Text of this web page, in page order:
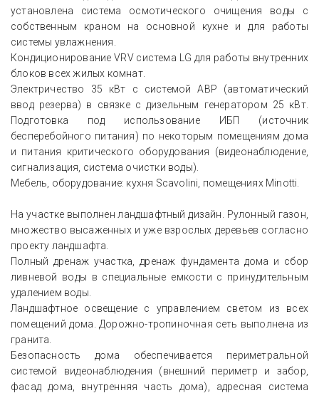
установлена система осмотического очищения воды с
собственным краном на основной кухне и для работы
системы увлажнения.
Кондиционирование VRV система LG для работы внутренних
блоков всех жилых комнат.
Электричество 35 кВт с системой АВР (автоматический
ввод резерва) в связке с дизельным генератором 25 кВт.
Подготовка под использование ИБП (источник
бесперебойного питания) по некоторым помещениям дома
и питания критического оборудования (видеонаблюдение,
сигнализация, система очистки воды).
Мебель, оборудование: кухня Scavolini, помещениях Minotti.
На участке выполнен ландшафтный дизайн. Рулонный газон,
множество высаженных и уже взрослых деревьев согласно
проекту ландшафта.
Полный дренаж участка, дренаж фундамента дома и сбор
ливневой воды в специальные емкости с принудительным
удалением воды.
Ландшафтное освещение с управлением светом из всех
помещений дома. Дорожно-тропиночная сеть выполнена из
гранита.
Безопасность дома обеспечивается периметральной
системой видеонаблюдения (внешний периметр и забор,
фасад дома, внутренняя часть дома), адресная система